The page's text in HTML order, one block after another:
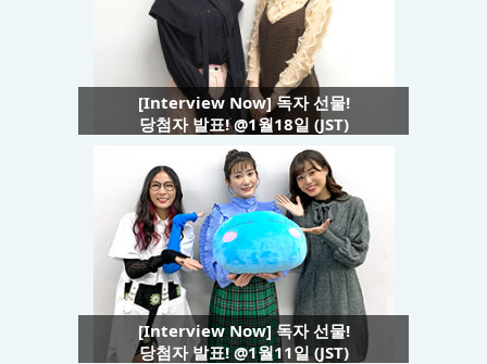
[Interview Now] 독자 선물!
당첨자 발표! @1월18일 (JST)
[Interview Now] 독자 선물!
당첨자 발표! @1월11일 (JST)